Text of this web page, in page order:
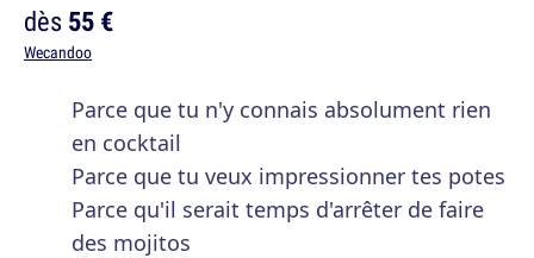
dès55 €
Wecandoo
Parce que tu n'y connais absolument rien
en cocktail
Parce que tu veux impressionner tes potes
Parce qu'il serait temps d'arrêter de faire
des mojitos